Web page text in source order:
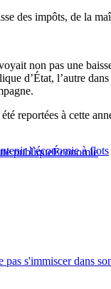
des impôts, de la
non pas une
d’État, l’autre
reportées à cette
l’économie à flots
publiqueÉconomie
s'immiscer dans